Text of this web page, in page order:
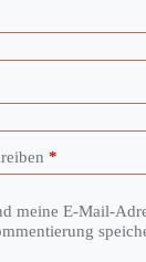
*
meine E-Mail-